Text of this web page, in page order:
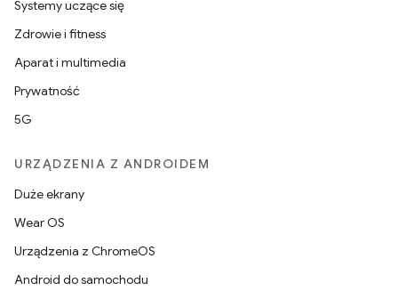
Systemy uczące się
Zdrowie i fitness
Aparat i multimedia
Prywatność
5G
URZĄDZENIA Z ANDROIDEM
Duże ekrany
Wear OS
Urządzenia z ChromeOS
Android do samochodu